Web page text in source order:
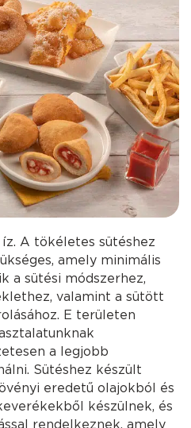
íz. A tökéletes sütéshez
amely minimális
a sütési módszerhez,
valamint a sütött
E területen
a legjobb
Sütéshez készült
eredetű olajokból és
készülnek, és
rendelkeznek, amely